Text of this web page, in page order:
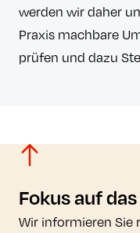
werden wir daher
Praxis machbare
prüfen und dazu
Fokus auf
Wir informieren Sie